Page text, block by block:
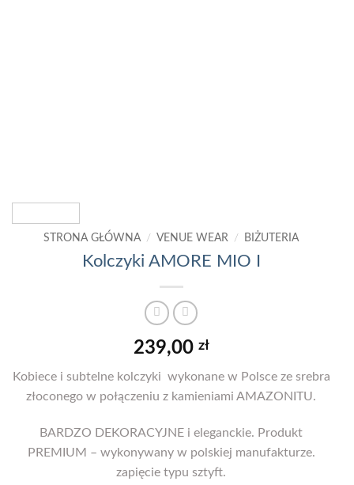
STRONA GŁÓWNA / VENUE WEAR / BIŻUTERIA
Kolczyki AMORE MIO I
239,00 zł
Kobiece i subtelne kolczyki wykonane w Polsce ze srebra
złoconego w połączeniu z kamieniami AMAZONITU.
BARDZO DEKORACYJNE i eleganckie. Produkt
PREMIUM – wykonywany w polskiej manufakturze.
zapięcie typu sztyft.